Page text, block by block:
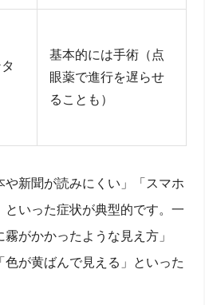
基本的には手術（点
眼薬で進行を遅らせ
ることも）
や新聞が読みにくい」「スマホ
といった症状が典型的です。一
がかかったような見え方」
色が黄ばんで見える」といった